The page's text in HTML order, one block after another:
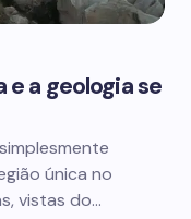
a geologia se
única no
vistas do…